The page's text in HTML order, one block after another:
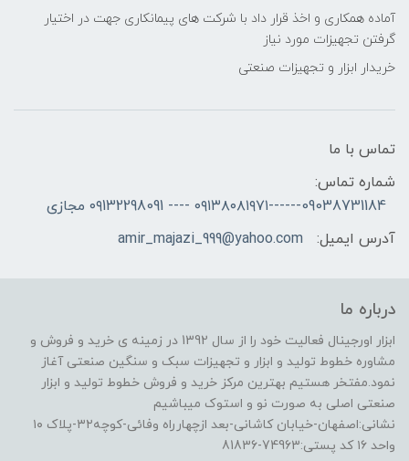
آماده همکاری و اخذ قرار داد با شرکت های پیمانکاری جهت در اختیار
گرفتن تجهیزات مورد نیاز
خریدار ابزار و تجهیزات صنعتی
تماس با ما
شماره تماس:
09038731184------۰۹۱۳۸۰۸۱۹۷۱ ---- ۰۹132298091 مجازی
آدرس ایمیل:
amir_majazi_999@yahoo.com
درباره ما
ابزار اورجینال فعالیت خود را از سال 1392 در زمینه ی خرید و فروش و
مشاوره خطوط تولید و ابزار و تجهیزات سبک و سنگین صنعتی آغاز
نمود.مفتخر هستیم بهترین مرکز خرید و فروش خطوط تولید و ابزار
صنعتی اصلی به صورت نو و استوک میباشیم
نشانی:اصفهان-خیابان کاشانی-بعد ازچهارراه وفائی-کوچه۳۲-پلاک ۱۰
واحد ۱۶ کد پستی:74963-81836